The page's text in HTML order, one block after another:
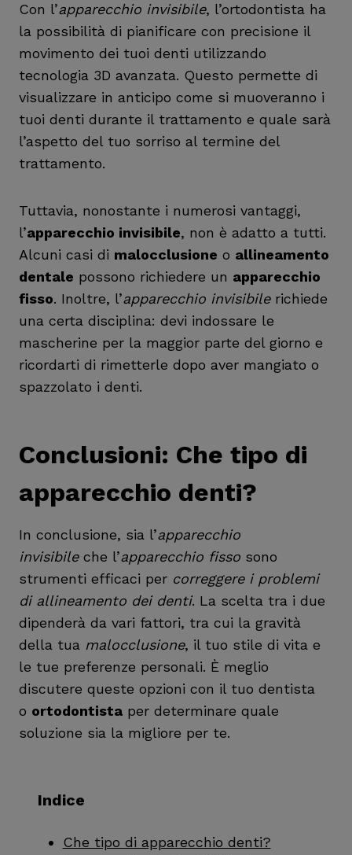
Con l’apparecchio invisibile, l’ortodontista ha
la possibilità di pianificare con precisione il
movimento dei tuoi denti utilizzando
tecnologia 3D avanzata. Questo permette di
visualizzare in anticipo come si muoveranno i
tuoi denti durante il trattamento e quale sarà
l’aspetto del tuo sorriso al termine del
trattamento.
Tuttavia, nonostante i numerosi vantaggi,
l’apparecchio invisibile, non è adatto a tutti.
Alcuni casi di malocclusione o allineamento
dentale possono richiedere un apparecchio
fisso. Inoltre, l’apparecchio invisibilerichiede
una certa disciplina: devi indossare le
mascherine per la maggior parte del giorno e
ricordarti di rimetterle dopo aver mangiato o
spazzolato i denti.
Conclusioni: Che tipo di
apparecchio denti?
In conclusione, sia l’apparecchio
invisibileche l’apparecchio fisso sono
strumenti efficaci per correggere i problemi
di allineamento dei denti. La scelta tra i due
dipenderà da vari fattori, tra cui la gravità
della tua malocclusione, il tuo stile di vita e
le tue preferenze personali. È meglio
discutere queste opzioni con il tuo dentista
o ortodontista per determinare quale
soluzione sia la migliore per te.
Indice
Che tipo di apparecchio denti?